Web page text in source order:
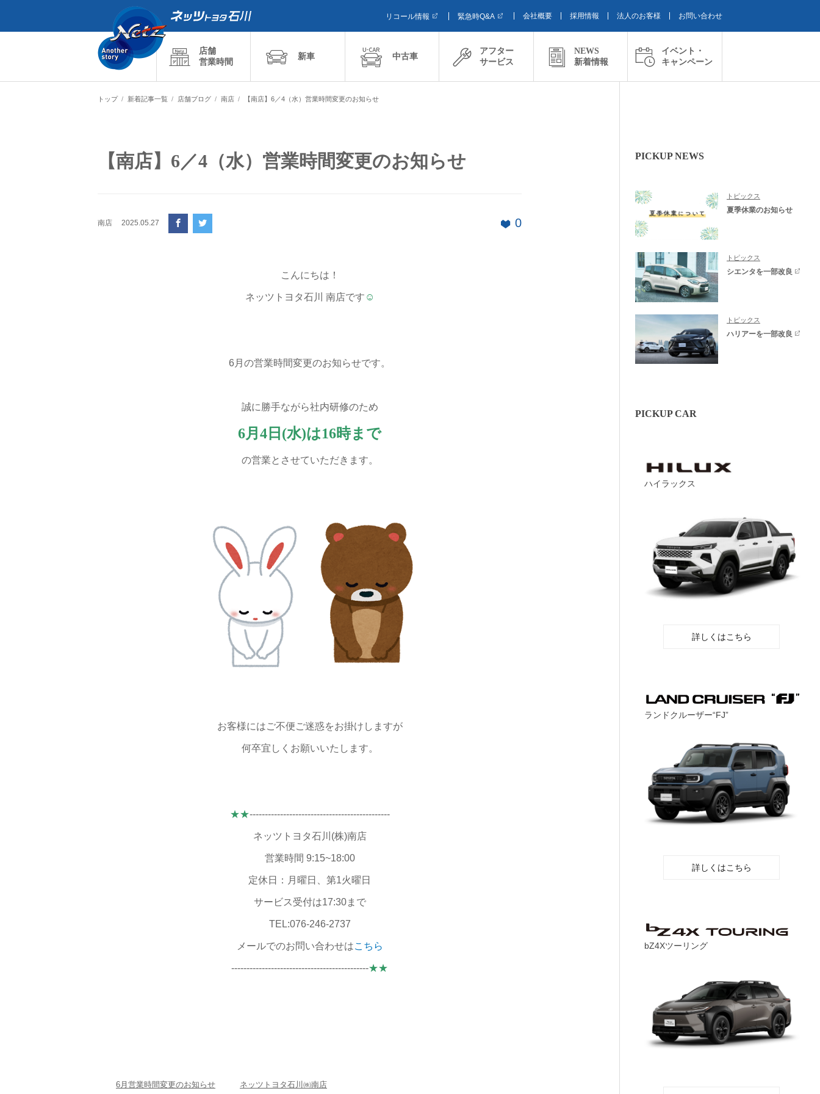
リコール情報 緊急時Q&A 会社概要 採用情報 法人のお客様 お問い合わせ
店舗
営業時間
新車 中古車
アフター
サービス
NEWS
新着情報
イベント・
キャンペーン
トップ 新着記事一覧 店舗ブログ 南店 【南店】6／4（水）営業時間変更のお知らせ
【南店】6／4（水）営業時間変更のお知らせ
南店 2025.05.27 0
こんにちは！
ネッツトヨタ石川 南店です ☺
6月の営業時間変更のお知らせです。
誠に勝手ながら社内研修のため
6月4日(水)は16時まで
の営業とさせていただきます。
お客様にはご不便ご迷惑をお掛けしますが
何卒宜しくお願いいたします。
★★----------------------------------------------
ネッツトヨタ石川(株)南店
営業時間 9:15~18:00
定休日：月曜日、第1火曜日
サービス受付は17:30まで
TEL:076-246-2737
メールでのお問い合わせはこちら
---------------------------------------------★★
6月営業時間変更のお知らせ ネッツトヨタ石川㈱南店
PICKUP NEWS
トピックス
夏季休業のお知らせ
トピックス
シエンタを一部改良
トピックス
ハリアーを一部改良
PICKUP CAR
ハイラックス
詳しくはこちら
ランドクルーザー“FJ”
詳しくはこちら
bZ4Xツーリング